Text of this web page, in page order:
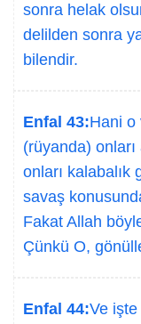
sonra helak
delilden sonra
bilendir.
Enfal 43:Hani o
(rüyanda)
onları kalabalık
savaş
Fakat Allah
Çünkü O,
Enfal 44:Ve işte